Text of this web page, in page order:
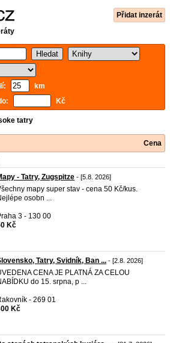
Přidat inzerát
km
Kč
tatry
Cena
- Tatry, Zugspitze - [5.8. 2026]
mapy super stav - cena 50 Kč/kus.
osobn ...
3 - 130 00
Kč
Tatry, Svidník, Ban ... - [2.8. 2026]
CENA JE PLATNÁ ZA CELOU
do 15. srpna, p ...
- 269 01
Kč